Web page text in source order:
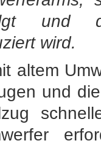
und
wird.
altem
und